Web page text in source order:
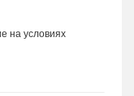
на условиях